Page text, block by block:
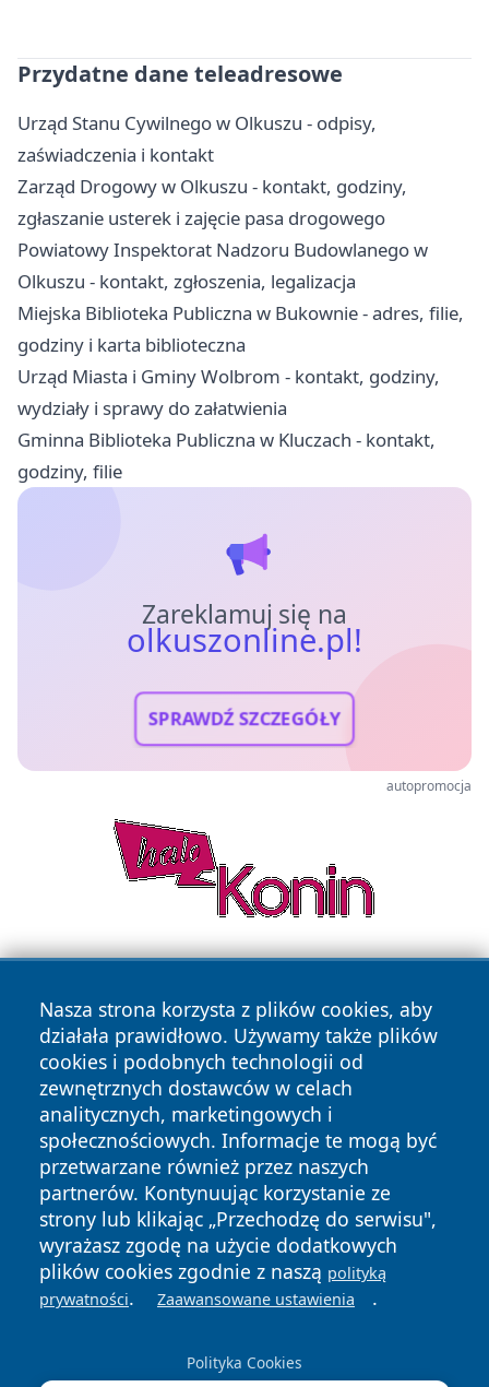
Przydatne dane teleadresowe
Urząd Stanu Cywilnego w Olkuszu - odpisy,
zaświadczenia i kontakt
Zarząd Drogowy w Olkuszu - kontakt, godziny,
zgłaszanie usterek i zajęcie pasa drogowego
Powiatowy Inspektorat Nadzoru Budowlanego w
Olkuszu - kontakt, zgłoszenia, legalizacja
Miejska Biblioteka Publiczna w Bukownie - adres, filie,
godziny i karta biblioteczna
Urząd Miasta i Gminy Wolbrom - kontakt, godziny,
wydziały i sprawy do załatwienia
Gminna Biblioteka Publiczna w Kluczach - kontakt,
godziny, filie
Zareklamuj się na
olkuszonline.pl!
SPRAWDŹ SZCZEGÓŁY
autopromocja
Nasza strona korzysta z plików cookies, aby
działała prawidłowo. Używamy także plików
cookies i podobnych technologii od
zewnętrznych dostawców w celach
analitycznych, marketingowych i
społecznościowych. Informacje te mogą być
przetwarzane również przez naszych
partnerów. Kontynuując korzystanie ze
strony lub klikając „Przechodzę do serwisu",
wyrażasz zgodę na użycie dodatkowych
plików cookies zgodnie z naszą polityką
prywatności. Zaawansowane ustawienia .
Polityka Cookies
Copyright © 2026 olkuszonline.pl Wszystkie prawa
zastrzeżone.
News Autorzy
Polityka
Prywatności
Polityka
Cookies